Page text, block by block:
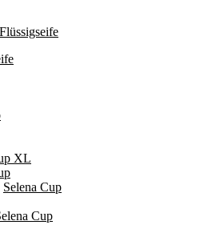
XL
Selena Cup
Cup